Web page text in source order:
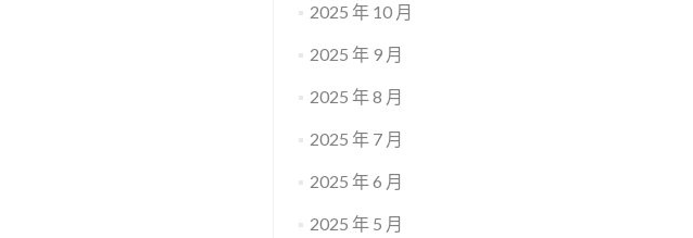
2025 年 10 月
2025 年 9 月
2025 年 8 月
2025 年 7 月
2025 年 6 月
2025 年 5 月